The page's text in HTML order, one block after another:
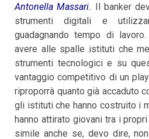
Antonella Massari. Il banker
strumenti digitali e
guadagnando tempo di
avere alle spalle istituti che
strumenti tecnologici e su
vantaggio competitivo di un
riproporrà quanto già accaduto
gli istituti che hanno costruito i
hanno attirato giovani tra i
simile anche se, devo dire,